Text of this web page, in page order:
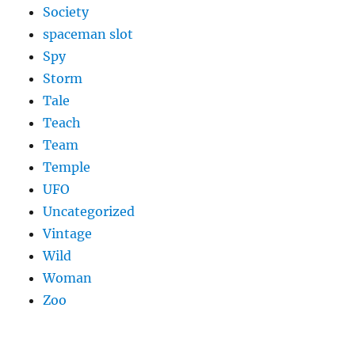
Society
spaceman slot
Spy
Storm
Tale
Teach
Team
Temple
UFO
Uncategorized
Vintage
Wild
Woman
Zoo